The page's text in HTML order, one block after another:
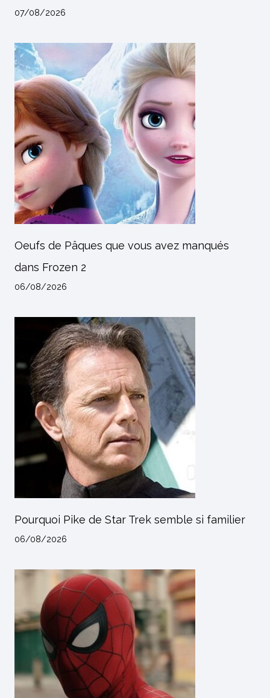
07/08/2026
Oeufs de Pâques que vous avez manqués
dans Frozen 2
06/08/2026
Pourquoi Pike de Star Trek semble si familier
06/08/2026